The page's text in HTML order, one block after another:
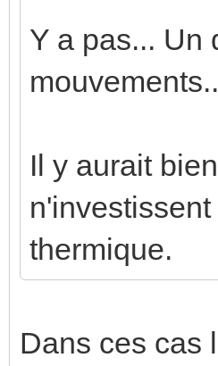
Y a pas... Un
Il y aurait
thermique.
Dans ces cas